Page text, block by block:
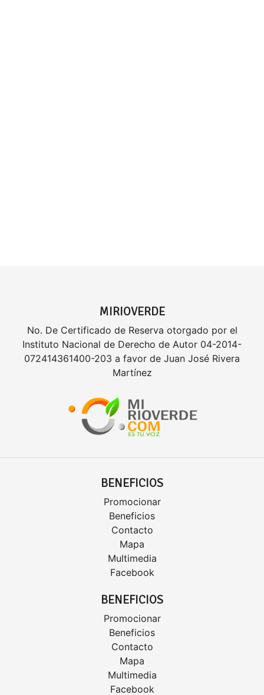
MIRIOVERDE
No. De Certificado de Reserva otorgado por el
Instituto Nacional de Derecho de Autor 04-2014-
072414361400-203 a favor de Juan José Rivera
Martínez
BENEFICIOS
Promocionar
Beneficios
Contacto
Mapa
Multimedia
Facebook
BENEFICIOS
Promocionar
Beneficios
Contacto
Mapa
Multimedia
Facebook